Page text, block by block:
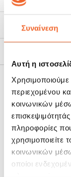
Συναίνεση
Αυτή η
περιεχομένου
κοινωνικών
πληροφορίες
χρησιμοποιείτε
κοινωνικών
οποίοι
Τρόποι